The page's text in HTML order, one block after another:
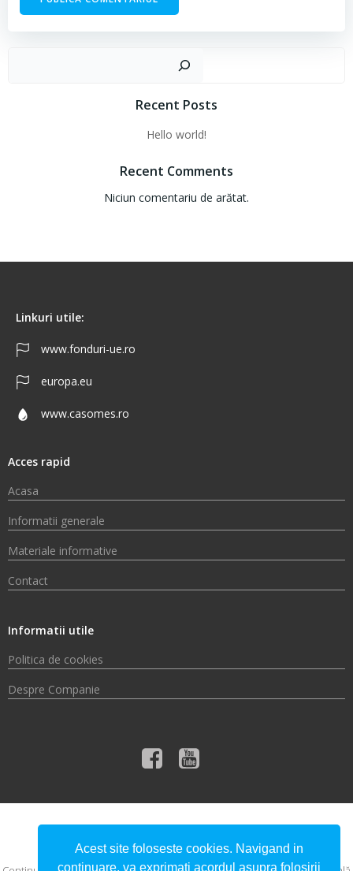
Recent Posts
Hello world!
Recent Comments
Niciun comentariu de arătat.
Linkuri utile:
www.fonduri-ue.ro
europa.eu
www.casomes.ro
Acces rapid
Acasa
Informatii generale
Materiale informative
Contact
Informatii utile
Politica de cookies
Despre Companie
© 2026 Compania de Apă Someș S.A.
Acest site foloseste cookies. Navigand in
continuare, va exprimati acordul asupra folosirii